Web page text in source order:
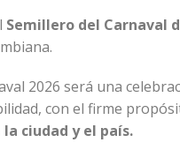
Semillero del Carnaval
2026 será una
con el firme
ciudad y el país.